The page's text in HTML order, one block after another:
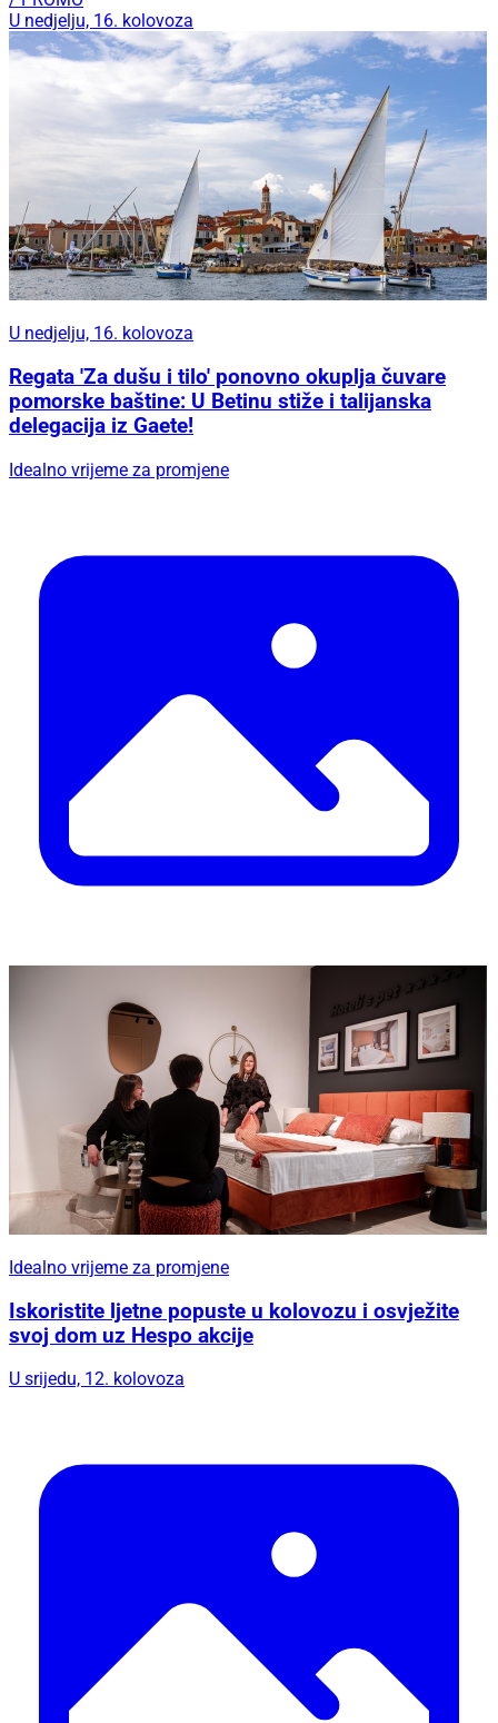
U nedjelju, 16. kolovoza
U nedjelju, 16. kolovoza
Regata 'Za dušu i tilo' ponovno okuplja čuvare
pomorske baštine: U Betinu stiže i talijanska
delegacija iz Gaete!
Idealno vrijeme za promjene
Idealno vrijeme za promjene
Iskoristite ljetne popuste u kolovozu i osvježite
svoj dom uz Hespo akcije
U srijedu, 12. kolovoza